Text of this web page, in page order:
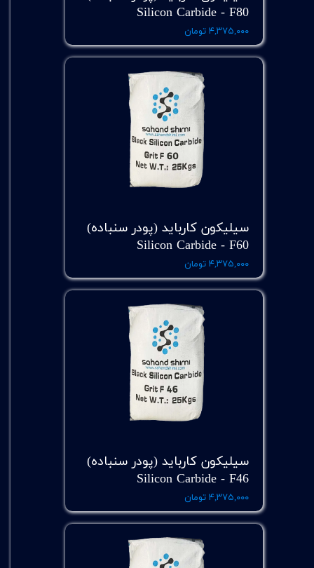
Silicon Carbide - F80
۴,۳۷۵,۰۰۰ تومان
سیلیکون کارباید (پودر سنباده)
Silicon Carbide - F60
۴,۳۷۵,۰۰۰ تومان
سیلیکون کارباید (پودر سنباده)
Silicon Carbide - F46
۴,۳۷۵,۰۰۰ تومان